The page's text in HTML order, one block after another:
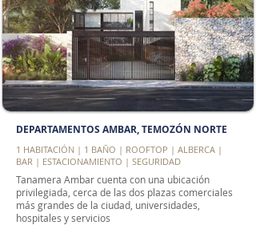
DEPARTAMENTOS AMBAR, TEMOZÓN NORTE
1 HABITACIÓN | 1 BAÑO | ROOFTOP | ALBERCA |
BAR | ESTACIONAMIENTO | SEGURIDAD
Tanamera Ambar cuenta con una ubicación
privilegiada, cerca de las dos plazas comerciales
más grandes de la ciudad, universidades,
hospitales y servicios